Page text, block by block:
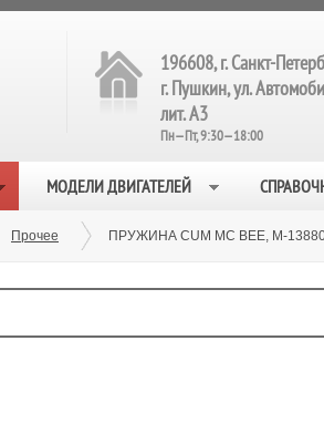
196608, г. Санкт-
г. Пушкин, ул.
лит. А3
Пн—Пт, 9:30—18:00
МОДЕЛИ ДВИГАТЕЛЕЙ
Прочее ПРУЖИНА CUM MC BEE, M-